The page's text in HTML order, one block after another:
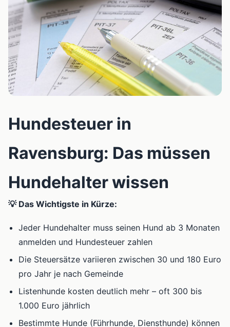
📰
Hundesteuer in
Ravensburg: Das müssen
Hundehalter wissen
💡 Das Wichtigste in Kürze:
Jeder Hundehalter muss seinen Hund ab 3 Monaten
anmelden und Hundesteuer zahlen
Die Steuersätze variieren zwischen 30 und 180 Euro
pro Jahr je nach Gemeinde
Listenhunde kosten deutlich mehr – oft 300 bis
1.000 Euro jährlich
Bestimmte Hunde (Führhunde, Diensthunde) können